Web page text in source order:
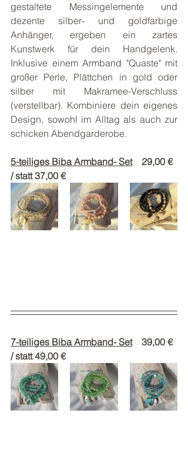
gestaltete Messingelemente und
dezente silber- und goldfarbige
Anhänger, ergeben ein zartes
Kunstwerk für dein Handgelenk.
Inklusive einem Armband "Quaste" mit
großer Perle, Plättchen in gold oder
silber mit Makramee-Verschluss
(verstellbar). Kombiniere dein eigenes
Design, sowohl im Alltag als auch zur
schicken Abendgarderobe.
5-teiliges Biba Armband- Set
    29,00 €
/ statt 37,00 €
7-teiliges Biba Armband- Set
    39,00 €
/ statt 49,00 €